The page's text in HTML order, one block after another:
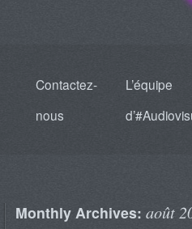
Contactez-
nous
L’équipe
Monthly Archives: août